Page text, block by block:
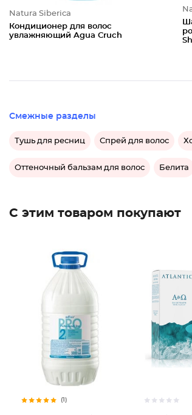
Natura Siberica
Кондиционер для волос
увлажняющий Agua Cruch
Смежные разделы
Тушь для ресниц Спрей для волос
Оттеночный бальзам для волос Белита
С этим товаром покупают
(1)